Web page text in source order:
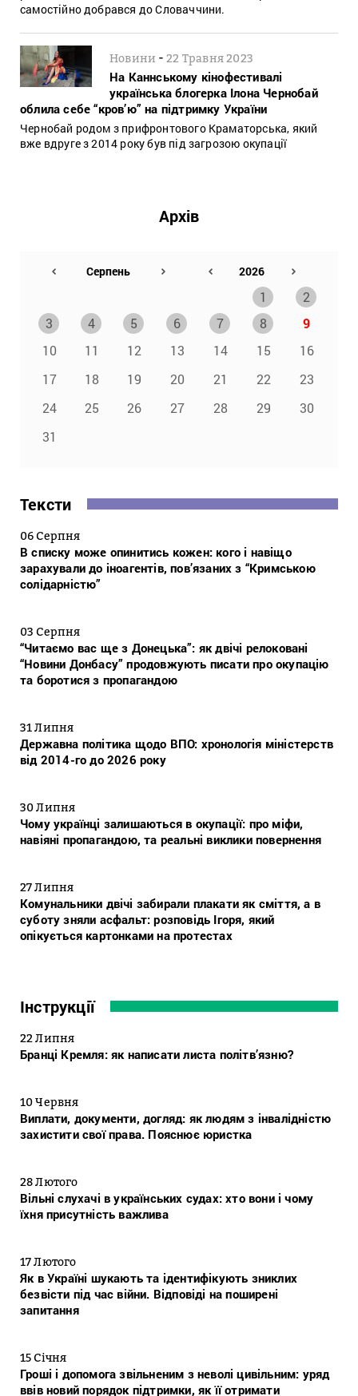
самостійно добрався до Словаччини.
Новини -22 Травня 2023
На Каннському кінофестивалі
українська блогерка Ілона Чернобай
облила себе “кров’ю” на підтримку України
Чернобай родом з прифронтового Краматорська, який
вже вдруге з 2014 року був під загрозою окупації
Архів
1
2
3
4 5 6 7 8
9
10
11 12 13 14 15
16
17
18 19 20 21 22
23
24
25 26 27 28 29
30
31
Тексти
06 Серпня
В списку може опинитись кожен: кого і навіщо
зарахували до іноагентів, пов’язаних з “Кримською
солідарністю”
03 Серпня
“Читаємо вас ще з Донецька”: як двічі релоковані
“Новини Донбасу” продовжують писати про окупацію
та боротися з пропагандою
31 Липня
Державна політика щодо ВПО: хронологія міністерств
від 2014-го до 2026 року
30 Липня
Чому українці залишаються в окупації: про міфи,
навіяні пропагандою, та реальні виклики повернення
27 Липня
Комунальники двічі забирали плакати як сміття, а в
суботу зняли асфальт: розповідь Ігоря, який
опікується картонками на протестах
Інструкції
22 Липня
Бранці Кремля: як написати листа політв’язню?
10 Червня
Виплати, документи, догляд: як людям з інвалідністю
захистити свої права. Пояснює юристка
28 Лютого
Вільні слухачі в українських судах: хто вони і чому
їхня присутність важлива
17 Лютого
Як в Україні шукають та ідентифікують зниклих
безвісти під час війни. Відповіді на поширені
запитання
15 Січня
Гроші і допомога звільненим з неволі цивільним: уряд
ввів новий порядок підтримки, як її отримати